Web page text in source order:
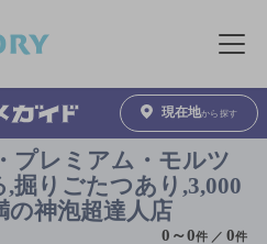
メニュ
現在地から探す
プレミアム・モルツ
掘りごたつあり,3,000
の神泡超達人店
0 ～0件 ／0件